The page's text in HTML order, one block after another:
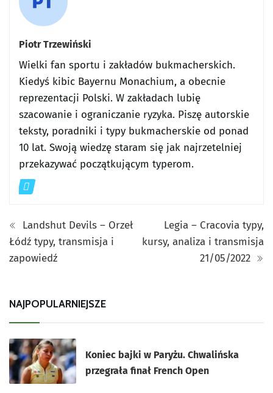
Piotr Trzewiński
Wielki fan sportu i zakładów bukmacherskich.
Kiedyś kibic Bayernu Monachium, a obecnie
reprezentacji Polski. W zakładach lubię
szacowanie i ograniczanie ryzyka. Piszę autorskie
teksty, poradniki i typy bukmacherskie od ponad
10 lat. Swoją wiedzę staram się jak najrzetelniej
przekazywać początkującym typerom.
Landshut Devils – Orzeł
Łódź typy, transmisja i
zapowiedź
Legia – Cracovia typy,
kursy, analiza i transmisja
21/05/2022
NAJPOPULARNIEJSZE
Koniec bajki w Paryżu. Chwalińska
przegrała finał French Open